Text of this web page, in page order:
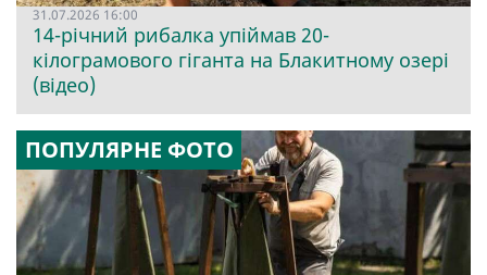
31.07.2026 16:00
14-річний рибалка упіймав 20-
кілограмового гіганта на Блакитному озері
(відео)
ПОПУЛЯРНЕ ФОТО